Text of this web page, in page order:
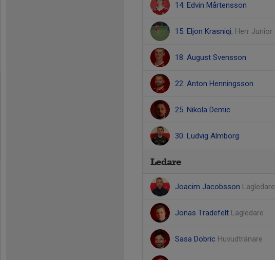
14. Edvin Mårtensson
15. Eljon Krasniqi, Herr Junior
18. August Svensson
22. Anton Henningsson
25. Nikola Demic
30. Ludvig Almborg
Ledare
Joacim Jacobsson Lagledare
Jonas Tradefelt Lagledare
Sasa Dobric Huvudtränare